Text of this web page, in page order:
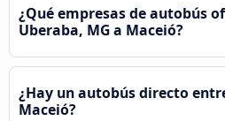
¿Qué empresas de autobús
Uberaba, MG a Maceió?
¿Hay un autobús directo
Maceió?